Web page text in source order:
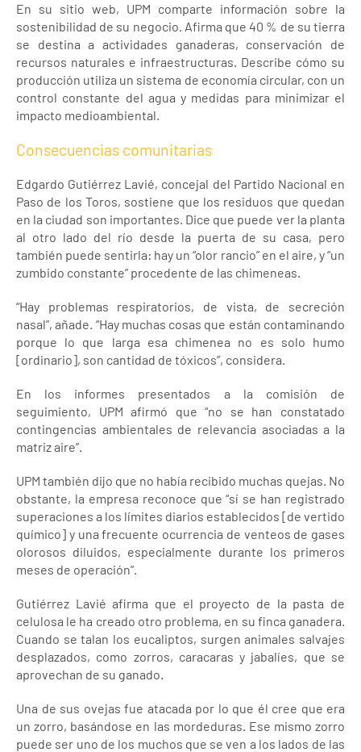
En su sitio web, UPM comparte información sobre la
sostenibilidad de su negocio. Afirma que 40 % de su tierra
se destina a actividades ganaderas, conservación de
recursos naturales e infraestructuras. Describe cómo su
producción utiliza un sistema de economía circular, con un
control constante del agua y medidas para minimizar el
impacto medioambiental.
Consecuencias comunitarias
Edgardo Gutiérrez Lavié, concejal del Partido Nacional en
Paso de los Toros, sostiene que los residuos que quedan
en la ciudad son importantes. Dice que puede ver la planta
al otro lado del río desde la puerta de su casa, pero
también puede sentirla: hay un “olor rancio” en el aire, y “un
zumbido constante” procedente de las chimeneas.
“Hay problemas respiratorios, de vista, de secreción
nasal”, añade. “Hay muchas cosas que están contaminando
porque lo que larga esa chimenea no es solo humo
[ordinario], son cantidad de tóxicos”, considera.
En los informes presentados a la comisión de
seguimiento, UPM afirmó que “no se han constatado
contingencias ambientales de relevancia asociadas a la
matriz aire”.
UPM también dijo que no había recibido muchas quejas. No
obstante, la empresa reconoce que “sí se han registrado
superaciones a los límites diarios establecidos [de vertido
químico] y una frecuente ocurrencia de venteos de gases
olorosos diluidos, especialmente durante los primeros
meses de operación”.
Gutiérrez Lavié afirma que el proyecto de la pasta de
celulosa le ha creado otro problema, en su finca ganadera.
Cuando se talan los eucaliptos, surgen animales salvajes
desplazados, como zorros, caracaras y jabalíes, que se
aprovechan de su ganado.
Una de sus ovejas fue atacada por lo que él cree que era
un zorro, basándose en las mordeduras. Ese mismo zorro
puede ser uno de los muchos que se ven a los lados de las